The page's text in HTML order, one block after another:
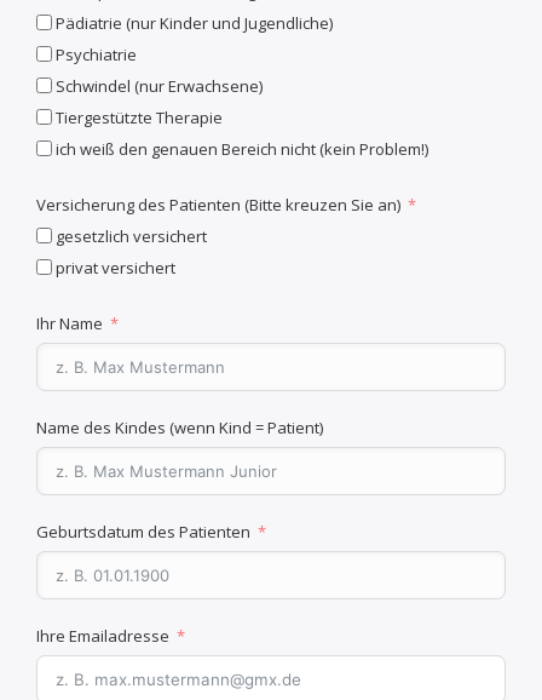
Pädiatrie (nur Kinder und Jugendliche)
Psychiatrie
Schwindel (nur Erwachsene)
Tiergestützte Therapie
ich weiß den genauen Bereich nicht (kein Problem!)
Versicherung des Patienten (Bitte kreuzen Sie an)
gesetzlich versichert
privat versichert
Ihr Name
Name des Kindes (wenn Kind = Patient)
Geburtsdatum des Patienten
Ihre Emailadresse